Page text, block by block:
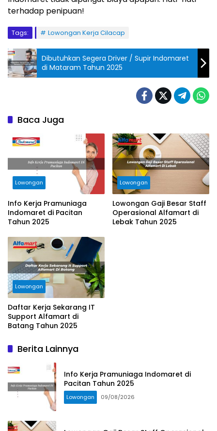
terhadap penipuan!
Tags: Lowongan Kerja Cilacap
Dibutuhkan Segera Driver / Supir Indomaret
di Mataram Tahun 2025
Baca Juga
Lowongan
Info Kerja Pramuniaga
Indomaret di Pacitan
Tahun 2025
Lowongan
Lowongan Gaji Besar Staff
Operasional Alfamart di
Lebak Tahun 2025
Lowongan
Daftar Kerja Sekarang IT
Support Alfamart di
Batang Tahun 2025
Berita Lainnya
Info Kerja Pramuniaga Indomaret di
Pacitan Tahun 2025
Lowongan 09/08/2026